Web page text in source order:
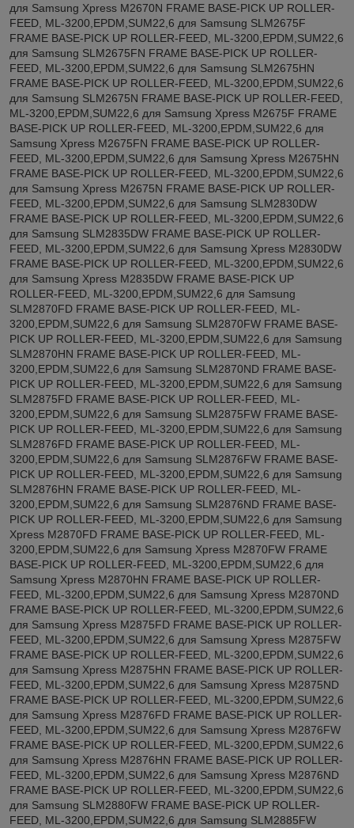
для Samsung Xpress M2670N FRAME BASE-PICK UP ROLLER-
FEED, ML-3200,EPDM,SUM22,6 для Samsung SLM2675F
FRAME BASE-PICK UP ROLLER-FEED, ML-3200,EPDM,SUM22,6
для Samsung SLM2675FN FRAME BASE-PICK UP ROLLER-
FEED, ML-3200,EPDM,SUM22,6 для Samsung SLM2675HN
FRAME BASE-PICK UP ROLLER-FEED, ML-3200,EPDM,SUM22,6
для Samsung SLM2675N FRAME BASE-PICK UP ROLLER-FEED,
ML-3200,EPDM,SUM22,6 для Samsung Xpress M2675F FRAME
BASE-PICK UP ROLLER-FEED, ML-3200,EPDM,SUM22,6 для
Samsung Xpress M2675FN FRAME BASE-PICK UP ROLLER-
FEED, ML-3200,EPDM,SUM22,6 для Samsung Xpress M2675HN
FRAME BASE-PICK UP ROLLER-FEED, ML-3200,EPDM,SUM22,6
для Samsung Xpress M2675N FRAME BASE-PICK UP ROLLER-
FEED, ML-3200,EPDM,SUM22,6 для Samsung SLM2830DW
FRAME BASE-PICK UP ROLLER-FEED, ML-3200,EPDM,SUM22,6
для Samsung SLM2835DW FRAME BASE-PICK UP ROLLER-
FEED, ML-3200,EPDM,SUM22,6 для Samsung Xpress M2830DW
FRAME BASE-PICK UP ROLLER-FEED, ML-3200,EPDM,SUM22,6
для Samsung Xpress M2835DW FRAME BASE-PICK UP
ROLLER-FEED, ML-3200,EPDM,SUM22,6 для Samsung
SLM2870FD FRAME BASE-PICK UP ROLLER-FEED, ML-
3200,EPDM,SUM22,6 для Samsung SLM2870FW FRAME BASE-
PICK UP ROLLER-FEED, ML-3200,EPDM,SUM22,6 для Samsung
SLM2870HN FRAME BASE-PICK UP ROLLER-FEED, ML-
3200,EPDM,SUM22,6 для Samsung SLM2870ND FRAME BASE-
PICK UP ROLLER-FEED, ML-3200,EPDM,SUM22,6 для Samsung
SLM2875FD FRAME BASE-PICK UP ROLLER-FEED, ML-
3200,EPDM,SUM22,6 для Samsung SLM2875FW FRAME BASE-
PICK UP ROLLER-FEED, ML-3200,EPDM,SUM22,6 для Samsung
SLM2876FD FRAME BASE-PICK UP ROLLER-FEED, ML-
3200,EPDM,SUM22,6 для Samsung SLM2876FW FRAME BASE-
PICK UP ROLLER-FEED, ML-3200,EPDM,SUM22,6 для Samsung
SLM2876HN FRAME BASE-PICK UP ROLLER-FEED, ML-
3200,EPDM,SUM22,6 для Samsung SLM2876ND FRAME BASE-
PICK UP ROLLER-FEED, ML-3200,EPDM,SUM22,6 для Samsung
Xpress M2870FD FRAME BASE-PICK UP ROLLER-FEED, ML-
3200,EPDM,SUM22,6 для Samsung Xpress M2870FW FRAME
BASE-PICK UP ROLLER-FEED, ML-3200,EPDM,SUM22,6 для
Samsung Xpress M2870HN FRAME BASE-PICK UP ROLLER-
FEED, ML-3200,EPDM,SUM22,6 для Samsung Xpress M2870ND
FRAME BASE-PICK UP ROLLER-FEED, ML-3200,EPDM,SUM22,6
для Samsung Xpress M2875FD FRAME BASE-PICK UP ROLLER-
FEED, ML-3200,EPDM,SUM22,6 для Samsung Xpress M2875FW
FRAME BASE-PICK UP ROLLER-FEED, ML-3200,EPDM,SUM22,6
для Samsung Xpress M2875HN FRAME BASE-PICK UP ROLLER-
FEED, ML-3200,EPDM,SUM22,6 для Samsung Xpress M2875ND
FRAME BASE-PICK UP ROLLER-FEED, ML-3200,EPDM,SUM22,6
для Samsung Xpress M2876FD FRAME BASE-PICK UP ROLLER-
FEED, ML-3200,EPDM,SUM22,6 для Samsung Xpress M2876FW
FRAME BASE-PICK UP ROLLER-FEED, ML-3200,EPDM,SUM22,6
для Samsung Xpress M2876HN FRAME BASE-PICK UP ROLLER-
FEED, ML-3200,EPDM,SUM22,6 для Samsung Xpress M2876ND
FRAME BASE-PICK UP ROLLER-FEED, ML-3200,EPDM,SUM22,6
для Samsung SLM2880FW FRAME BASE-PICK UP ROLLER-
FEED, ML-3200,EPDM,SUM22,6 для Samsung SLM2885FW